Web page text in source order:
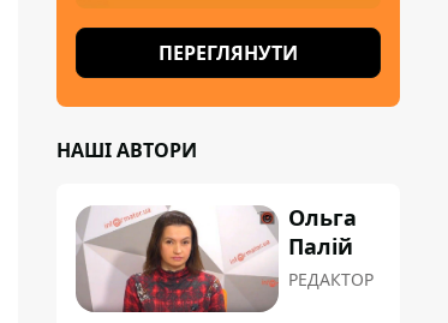
ПЕРЕГЛЯНУТИ
НАШІ АВТОРИ
Ольга
Палій
РЕДАКТОР